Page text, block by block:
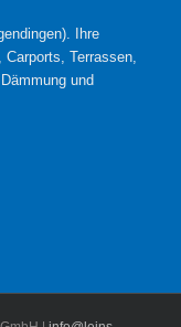
Ihre
Terrassen,
und